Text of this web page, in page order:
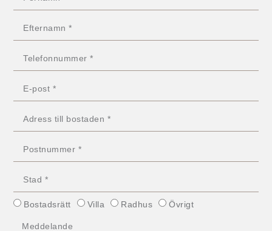
Bostadsrätt Villa Radhus Övrigt